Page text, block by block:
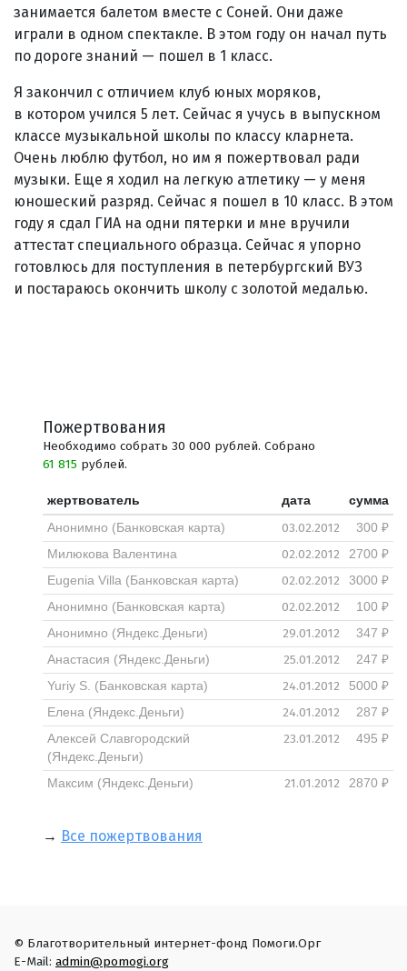
занимается балетом вместе с Соней. Они даже
играли в одном спектакле. В этом году он начал путь
по дороге знаний — пошел в 1 класс.
Я закончил с отличием клуб юных моряков,
в котором учился 5 лет. Сейчас я учусь в выпускном
классе музыкальной школы по классу кларнета.
Очень люблю футбол, но им я пожертвовал ради
музыки. Еще я ходил на легкую атлетику — у меня
юношеский разряд. Сейчас я пошел в 10 класс. В этом
году я сдал ГИА на одни пятерки и мне вручили
аттестат специального образца. Сейчас я упорно
готовлюсь для поступления в петербургский ВУЗ
и постараюсь окончить школу с золотой медалью.
Пожертвования
Необходимо собрать 30 000 рублей. Собрано
61 815 рублей.
жертвователь дата
сумма
Анонимно (Банковская карта)
03.02.2012
300 ₽
Милюкова Валентина
02.02.2012
2700 ₽
Eugenia Villa (Банковская карта)
02.02.2012
3000 ₽
Анонимно (Банковская карта)
02.02.2012
100 ₽
Анонимно (Яндекс.Деньги)
29.01.2012
347 ₽
Анастасия (Яндекс.Деньги)
25.01.2012
247 ₽
Yuriy S. (Банковская карта)
24.01.2012
5000 ₽
Елена (Яндекс.Деньги)
24.01.2012
287 ₽
Алексей Славгородский
(Яндекс.Деньги)
23.01.2012 495 ₽
Максим (Яндекс.Деньги) 21.01.2012 2870 ₽
→ Все пожертвования
© Благотворительный интернет-фонд Помоги.Орг
E-Mail: admin@pomogi.org